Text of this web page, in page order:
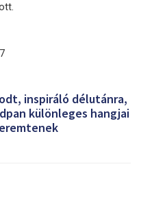
inspiráló délutánra,
különleges hangjai